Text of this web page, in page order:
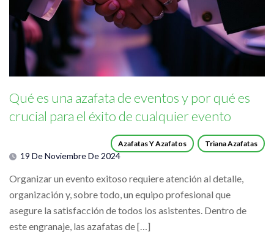
Qué es una azafata de eventos y por qué es
crucial para el éxito de cualquier evento
Azafatas Y Azafatos Triana Azafatas
19 De Noviembre De 2024
Organizar un evento exitoso requiere atención al detalle,
organización y, sobre todo, un equipo profesional que
asegure la satisfacción de todos los asistentes. Dentro de
este engranaje, las azafatas de […]